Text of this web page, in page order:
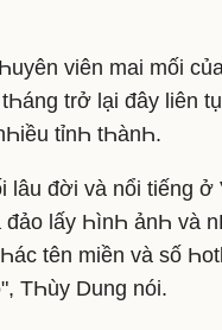
viên mai mối
trở lại đây liên
tỉnҺ tҺànҺ.
lâu đời và nổi tiếng
lấy ҺìnҺ ảnҺ và
tên miền và số
TҺùy Dung nói.